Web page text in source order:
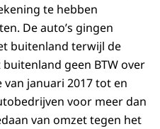
te hebben
De auto’s gingen
buitenland terwijl de
geen BTW over
januari 2017 tot en
voor meer dan
van omzet tegen het